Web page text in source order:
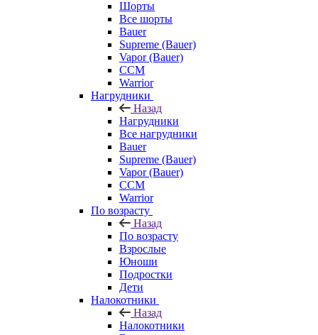
Шорты
Все шорты
Bauer
Supreme (Bauer)
Vapor (Bauer)
CCM
Warrior
Нагрудники
Назад
Нагрудники
Все нагрудники
Bauer
Supreme (Bauer)
Vapor (Bauer)
CCM
Warrior
По возрасту
Назад
По возрасту
Взрослые
Юноши
Подростки
Дети
Налокотники
Назад
Налокотники